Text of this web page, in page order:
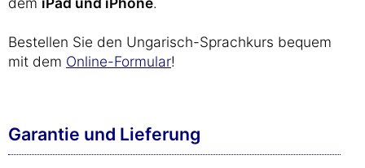
Bestellen Sie den Ungarisch-Sprachkurs bequem
mit dem Online-Formular!
Garantie und Lieferung